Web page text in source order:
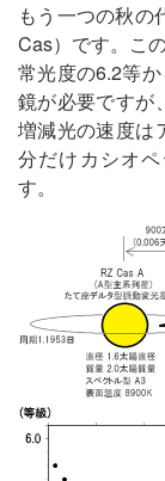
もう一つの秋の
Cas）です。こ
常光度の6.2等
鏡が必要ですが
増減光の速度は
分だけカシオ
す。